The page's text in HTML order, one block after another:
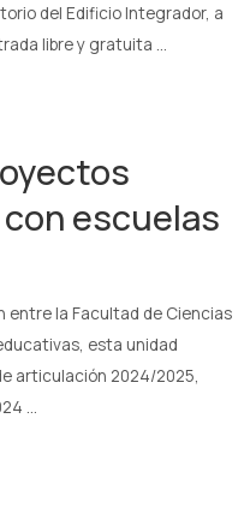
del Edificio Integrador, a
libre y gratuita …
escuelas
entre la Facultad de Ciencias
esta unidad
articulación 2024/2025,
…